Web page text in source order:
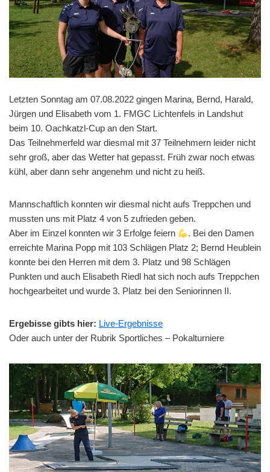
Letzten Sonntag am 07.08.2022 gingen Marina, Bernd, Harald,
Jürgen und Elisabeth vom 1. FMGC Lichtenfels in Landshut
beim 10. Oachkatzl-Cup an den Start.
Das Teilnehmerfeld war diesmal mit 37 Teilnehmern leider nicht
sehr groß, aber das Wetter hat gepasst. Früh zwar noch etwas
kühl, aber dann sehr angenehm und nicht zu heiß.
Mannschaftlich konnten wir diesmal nicht aufs Treppchen und
mussten uns mit Platz 4 von 5 zufrieden geben.
Aber im Einzel konnten wir 3 Erfolge feiern
. Bei den Damen
erreichte Marina Popp mit 103 Schlägen Platz 2; Bernd Heublein
konnte bei den Herren mit dem 3. Platz und 98 Schlägen
Punkten und auch Elisabeth Riedl hat sich noch aufs Treppchen
hochgearbeitet und wurde 3. Platz bei den Seniorinnen II.
Ergebisse gibts hier: Live-Ergebnisse
Oder auch unter der Rubrik Sportliches – Pokalturniere